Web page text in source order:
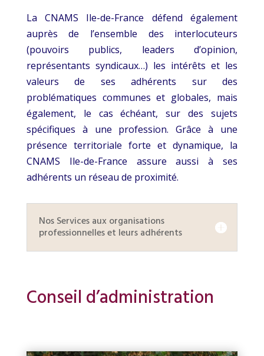
La CNAMS Ile-de-France défend également
auprès de l’ensemble des interlocuteurs
(pouvoirs publics, leaders d’opinion,
représentants syndicaux…) les intérêts et les
valeurs de ses adhérents sur des
problématiques communes et globales, mais
également, le cas échéant, sur des sujets
spécifiques à une profession. Grâce à une
présence territoriale forte et dynamique, la
CNAMS Ile-de-France assure aussi à ses
adhérents un réseau de proximité.
Nos Services aux organisations
professionnelles et leurs adhérents
Conseil d’administration